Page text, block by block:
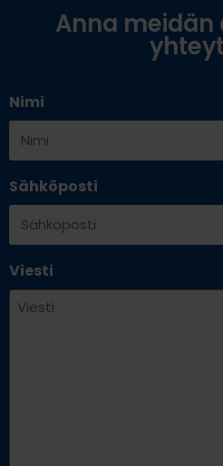
Anna
Nimi
Sähköposti
Viesti